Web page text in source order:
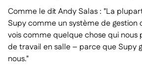
Comme le dit Andy Salas : "La
Supy comme un système de gestion
vois comme quelque chose qui
de travail en salle – parce que Supy
nous."